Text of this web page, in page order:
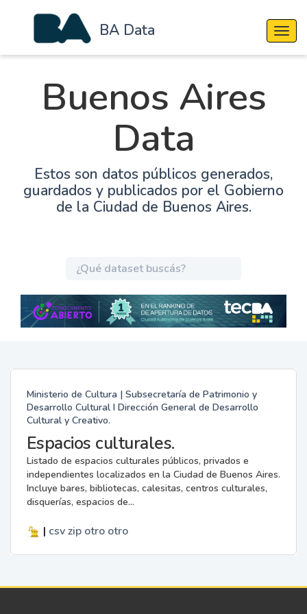
BA Data
Buenos Aires
Data
Estos son datos públicos generados,
guardados y publicados por el Gobierno
de la Ciudad de Buenos Aires.
Ministerio de Cultura | Subsecretaría de Patrimonio y
Desarrollo Cultural I Dirección General de Desarrollo
Cultural y Creativo.
Espacios culturales.
Listado de espacios culturales públicos, privados e
independientes localizados en la Ciudad de Buenos Aires.
Incluye bares, bibliotecas, calesitas, centros culturales,
disquerías, espacios de...
| csv zip otro otro